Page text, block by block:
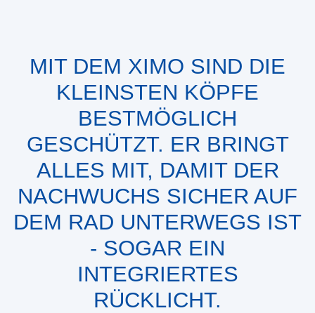
MIT DEM XIMO SIND DIE
KLEINSTEN KÖPFE
BESTMÖGLICH
GESCHÜTZT. ER BRINGT
ALLES MIT, DAMIT DER
NACHWUCHS SICHER AUF
DEM RAD UNTERWEGS IST
- SOGAR EIN
INTEGRIERTES
RÜCKLICHT.